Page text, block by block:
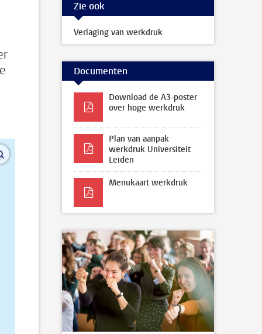
vergroot afbeeldingen
Zie ook
Verlaging van werkdruk
Documenten
Download de A3-poster
over hoge werkdruk
Plan van aanpak
werkdruk Universiteit
Leiden
Menukaart werkdruk